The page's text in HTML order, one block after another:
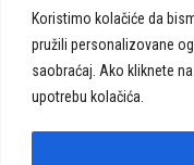
Koristimo kolačiće da
pružili personalizovane
saobraćaj. Ako kliknete
upotrebu kolačića.
Pošalji